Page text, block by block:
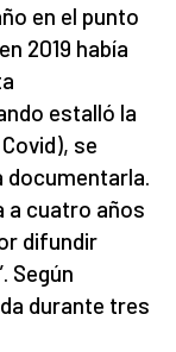
en el punto
2019 había
estalló la
se
documentarla.
a cuatro años
difundir
Según
durante tres